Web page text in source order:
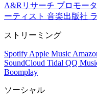
A&Rリサーチ プロモー
ーティスト 音楽出版社
ストリーミング
Spotify Apple Music
SoundCloud Tidal QQ
Boomplay
ソーシャル